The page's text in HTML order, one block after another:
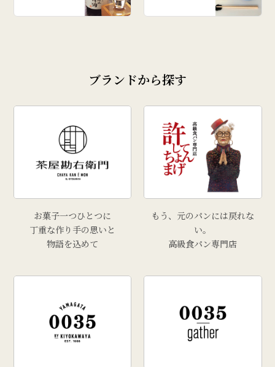
ブランドから探す
お菓子一つひとつに
丁重な作り手の思いと
物語を込めて
もう、元のパンには戻れな
い。
高級食パン専門店